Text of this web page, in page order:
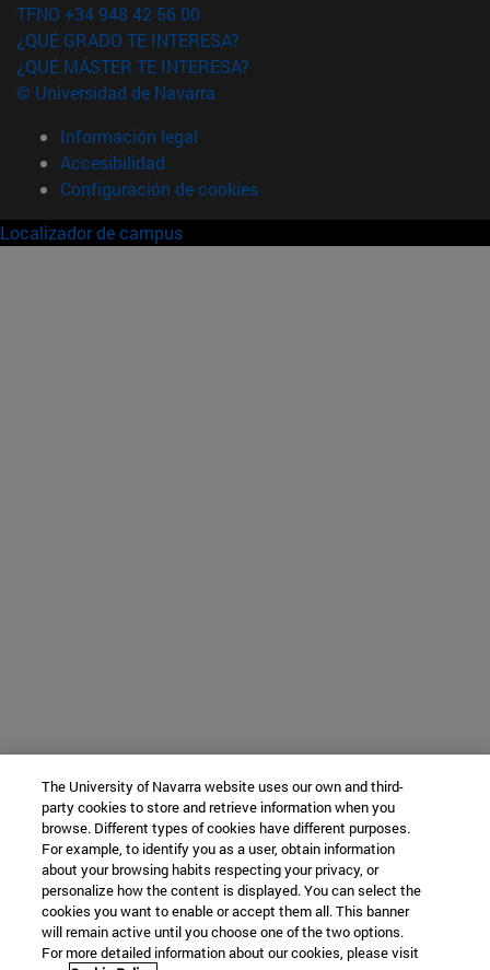
TFNO +34 948 42 56 00
¿QUÉ GRADO TE INTERESA?
¿QUÉ MÁSTER TE INTERESA?
© Universidad de Navarra
Información legal
Accesibilidad
Configuración de cookies
Localizador de campus
The University of Navarra website uses our own and third-
party cookies to store and retrieve information when you
browse. Different types of cookies have different purposes.
For example, to identify you as a user, obtain information
about your browsing habits respecting your privacy, or
personalize how the content is displayed. You can select the
cookies you want to enable or accept them all. This banner
will remain active until you choose one of the two options.
For more detailed information about our cookies, please visit